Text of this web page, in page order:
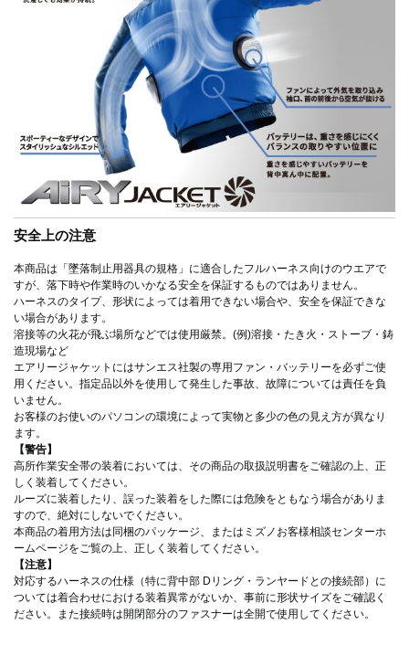
安全上の注意
本商品は「墜落制止用器具の規格」に適合したフルハーネス向けのウエアで
すが、落下時や作業時のいかなる安全を保証するものではありません。
ハーネスのタイプ、形状によっては着用できない場合や、安全を保証できな
い場合があります。
溶接等の火花が飛ぶ場所などでは使用厳禁。(例)溶接・たき火・ストーブ・鋳
造現場など
エアリージャケットにはサンエス社製の専用ファン・バッテリーを必ずご使
用ください。指定品以外を使用して発生した事故、故障については責任を負
いません。
お客様のお使いのパソコンの環境によって実物と多少の色の見え方が異なり
ます。
【警告】
高所作業安全帯の装着においては、その商品の取扱説明書をご確認の上、正
しく装着してください。
ルーズに装着したり、誤った装着をした際には危険をともなう場合がありま
すので、絶対にしないでください。
本商品の着用方法は同梱のパッケージ、またはミズノお客様相談センターホ
ームページをご覧の上、正しく装着してください。
【注意】
対応するハーネスの仕様（特に背中部 Dリング・ランヤードとの接続部）に
ついては着合わせにおける装着異常がないか、事前に形状サイズをご確認く
ださい。また接続時は開閉部分のファスナーは全開で使用してください。